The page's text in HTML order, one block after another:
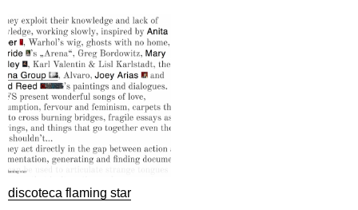
discoteca flaming star